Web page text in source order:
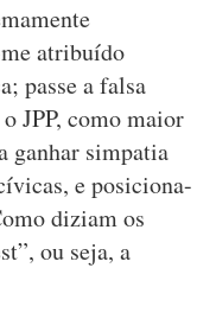
atribuído
passe a falsa
JPP, como maior
ganhar simpatia
e posiciona-
diziam os
ou seja, a